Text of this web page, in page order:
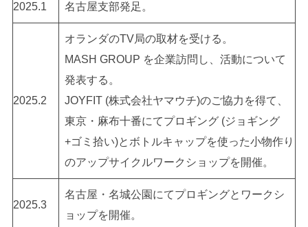
2025.1 名古屋支部発足。
2025.2
オランダのTV局の取材を受ける。
MASH GROUP を企業訪問し、活動について
発表する。
JOYFIT (株式会社ヤマウチ)のご協力を得て、
東京・麻布十番にてプロギング (ジョギング
+ゴミ拾い)とボトルキャップを使った小物作り
のアップサイクルワークショップを開催。
2025.3
名古屋・名城公園にてプロギングとワークシ
ョップを開催。